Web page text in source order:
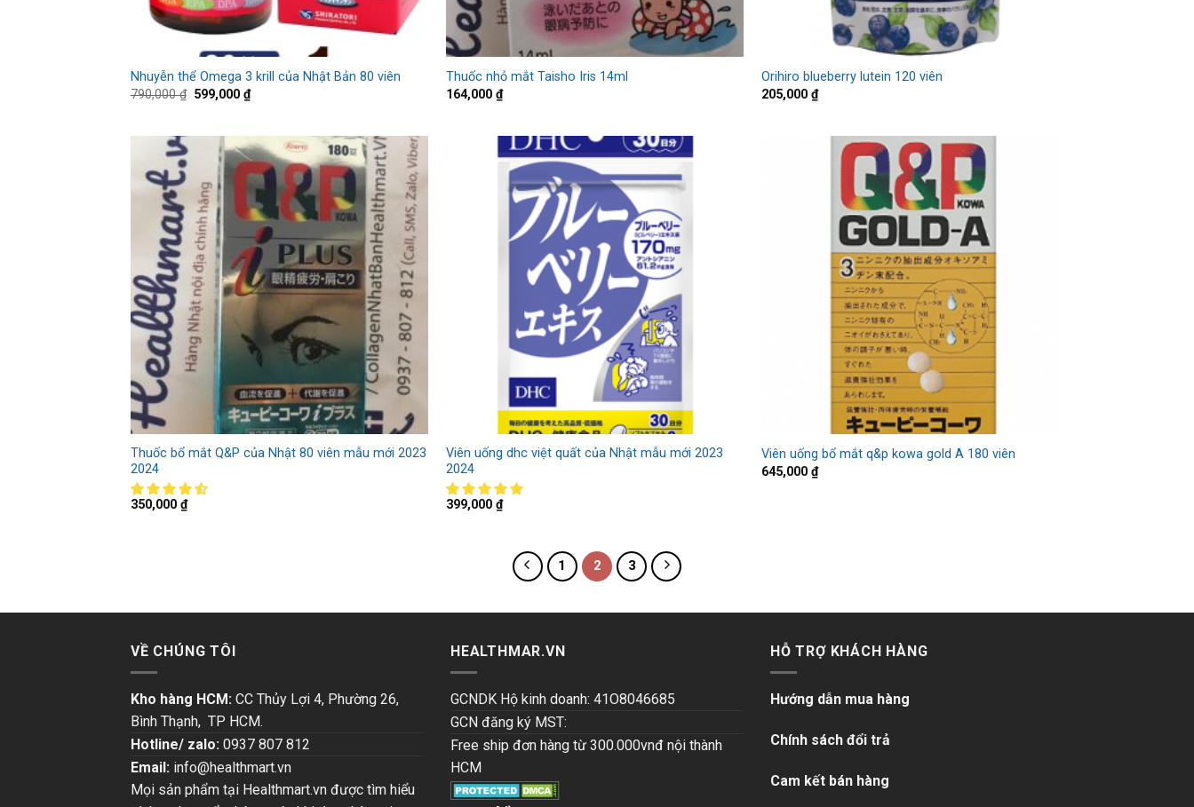
Nhuyễn thể Omega 3 krill của Nhật Bản 80 viên
790,000₫ 599,000₫
Thuốc nhỏ mắt Taisho Iris 14ml
164,000 ₫
Orihiro blueberry lutein 120 viên
205,000 ₫
Thuốc bổ mắt Q&P của Nhật 80 viên mẫu mới 2023
2024
350,000 ₫
Viên uống dhc việt quất của Nhật mẫu mới 2023
2024
399,000 ₫
Viên uống bổ mắt q&p kowa gold A 180 viên
645,000 ₫
1 2 3
VỀ CHÚNG TÔI
Kho hàng HCM: CC Thủy Lợi 4, Phường 26,
Bình Thạnh, TP HCM.
Hotline/ zalo: 0937 807 812
Email: info@healthmart.vn
Mọi sản phẩm tại Healthmart.vn được tìm hiểu
HEALTHMAR.VN
GCNDK Hộ kinh doanh: 41O8046685
GCN đăng ký MST:
Free ship đơn hàng từ 300.000vnđ nội thành
HCM
HỖ TRỢ KHÁCH HÀNG
Hướng dẫn mua hàng
Chính sách đổi trả
Cam kết bán hàng